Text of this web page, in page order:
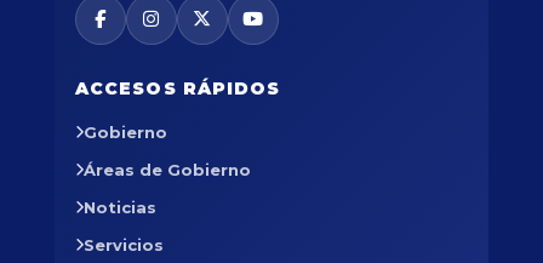
ACCESOS RÁPIDOS
Gobierno
Áreas de Gobierno
Noticias
Servicios